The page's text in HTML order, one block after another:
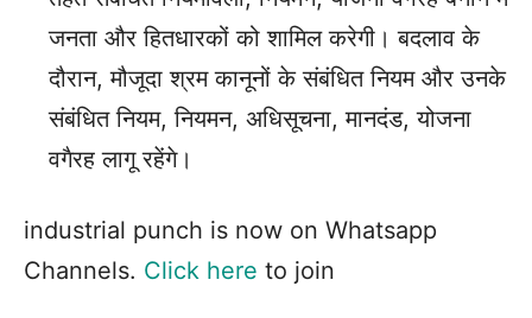
जनता और हितधारकों को शामिल करेगी। बदलाव के
दौरान, मौजूदा श्रम कानूनों के संबंधित नियम और उनके
संबंधित नियम, नियमन, अधिसूचना, मानदंड, योजना
वगैरह लागू रहेंगे।
industrial punch is now on Whatsapp
Channels. Click here to join